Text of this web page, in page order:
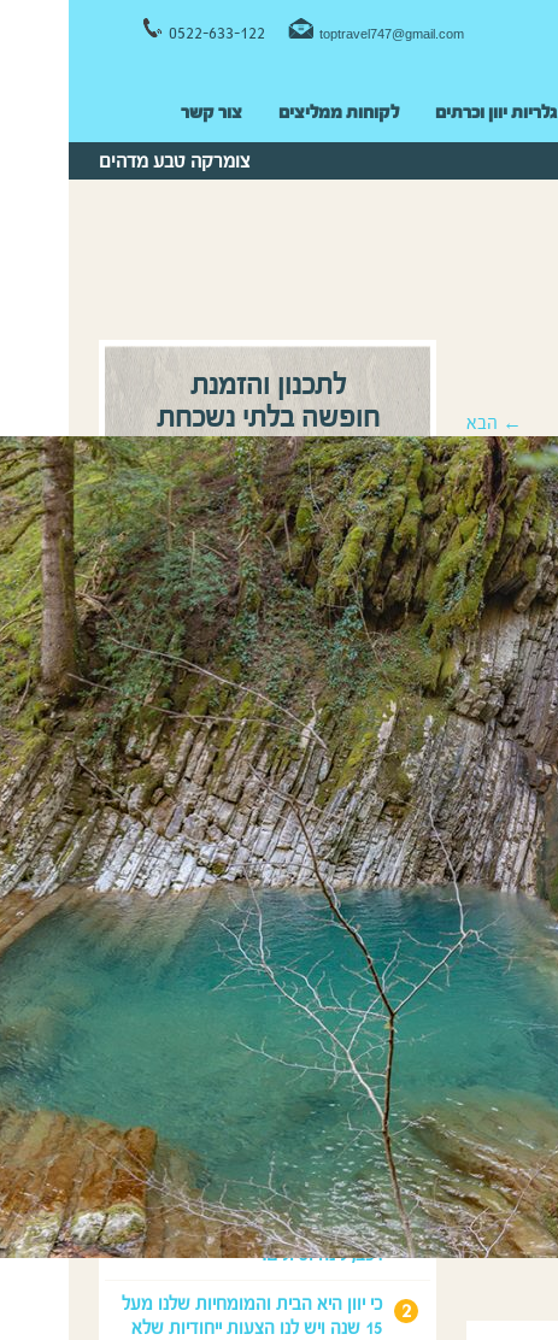
0522-633-122 toptravel747@gmail.com
גלריות יוון וכרתים לקוחות ממליצים צור קשר
צומרקה טבע מדהים
לתכנון והזמנת
חופשה בלתי נשכחת
התקשרו:0522-633122או
השאירו פרטים ונחזור אליכם
בהקדם!
שם מלא
אימייל
טלפון
מדוע לנפוש איתנו?
כי נדאג לכל מה שצריך לחופשה
המושלמת שלכם: טיסות, השכרת
רכב, לינה וטיולים.
כי יוון היא הבית והמומחיות שלנו מעל
15 שנה ויש לנו הצעות ייחודיות שלא
← הבא